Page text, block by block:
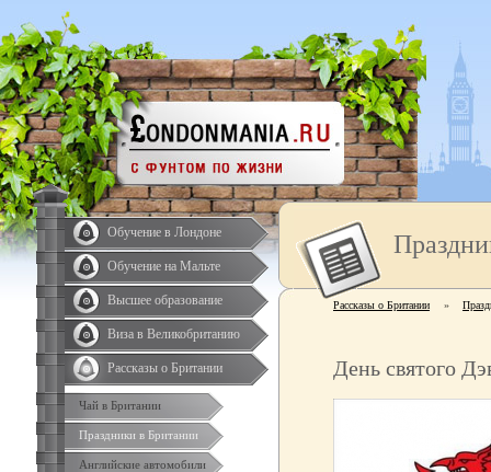
Обучение в Лондоне
Обучение на Мальте
Высшее образование
Виза в Великобританию
Рассказы о Британии
Чай в Британии
Праздники в Британии
Английские автомобили
Рассказы о Британии »
День святого